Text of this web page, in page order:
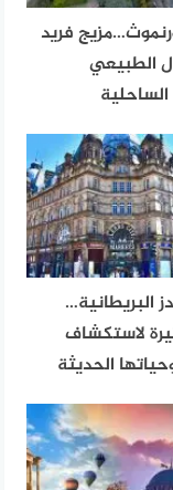
فريد
الطبيعي
البريطانية…
لاستكشاف
الحديثة